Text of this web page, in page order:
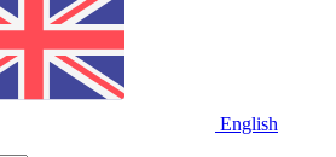
English